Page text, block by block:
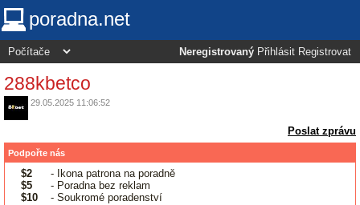
poradna.net
Neregistrovaný Přihlásit Registrovat
288kbetco
29.05.2025 11:06:52
Poslat zprávu
Podpořte nás
$2
- Ikona patrona na poradně
$5
- Poradna bez reklam
$10
- Soukromé poradenství